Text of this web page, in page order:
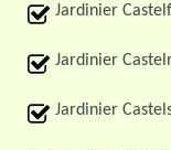
Jardinier
Jardinier
Jardinier